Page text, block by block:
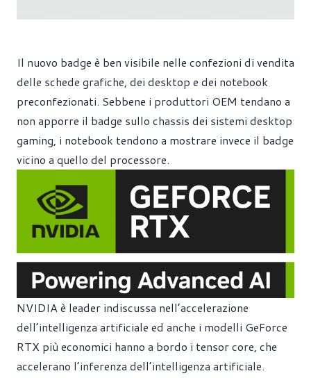
Il nuovo badge è ben visibile nelle confezioni di vendita
delle schede grafiche, dei desktop e dei notebook
preconfezionati. Sebbene i produttori OEM tendano a
non apporre il badge sullo chassis dei sistemi desktop
gaming, i notebook tendono a mostrare invece il badge
vicino a quello del processore.
NVIDIA è leader indiscussa nell’accelerazione
dell’intelligenza artificiale ed anche i modelli GeForce
RTX più economici hanno a bordo i tensor core, che
accelerano l’inferenza dell’intelligenza artificiale.